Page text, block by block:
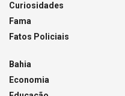
Curiosidades
Fama
Fatos Policiais
Bahia
Economia